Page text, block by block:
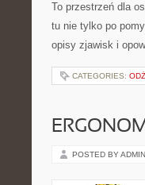
To przestrzeń dla
tu nie tylko po
opisy zjawisk i
CATEGORIES:
POSTED BY ADMIN